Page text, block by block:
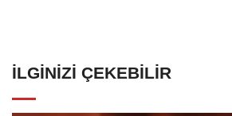
İLGINIZI ÇEKEBILIR